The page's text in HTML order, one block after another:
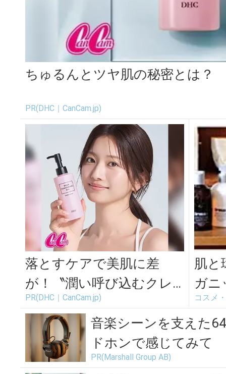
ちゅるんとツヤ肌の秘密とは？
PR(DHC｜CanCam.jp)
落とすケアで美肌に差
が！〝潤い呼び込むクレ
ンジングオイル〟
PR(DHC｜CanCam.jp)
肌と
ガニ
オリ
シ
コスメ
音楽シーンを支えた
ドホンで感じてみて
PR(Marshall Group AB)